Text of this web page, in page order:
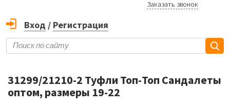
Заказать звонок
Вход / Регистрация
31299/21210-2 Туфли Топ-Топ Сандалеты
оптом, размеры 19-22